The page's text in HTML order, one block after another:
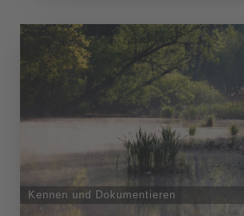
Kennen und Dokumentieren